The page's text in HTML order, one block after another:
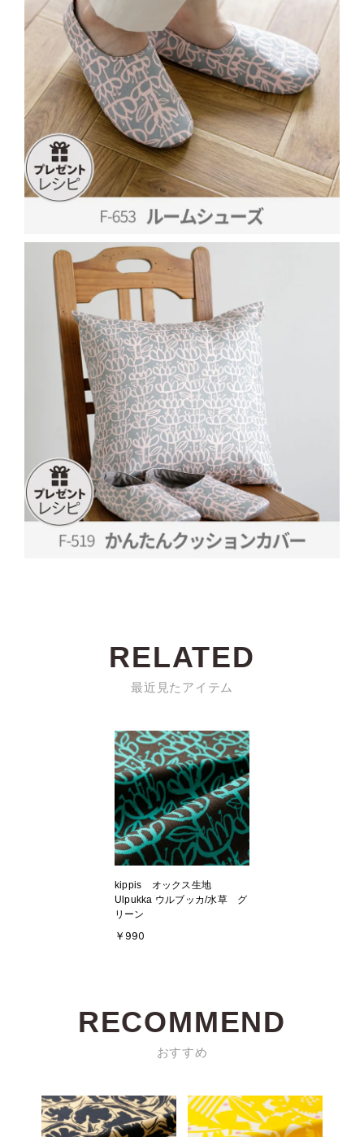
RELATED
最近見たアイテム
kippis オックス生地
Ulpukka ウルブッカ/水草 グ
リーン
￥990
RECOMMEND
おすすめ